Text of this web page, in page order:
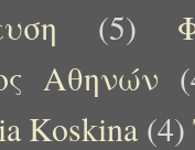
(5)
Αθηνών
Koskina (4)